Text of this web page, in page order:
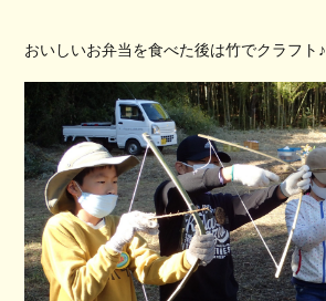
おいしいお弁当を食べた後は竹でクラフト♪